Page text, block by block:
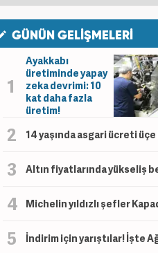
GÜNÜN GELİŞMELERİ
Ayakkabı
üretiminde yapay
zeka devrimi: 10
kat daha fazla
üretim!